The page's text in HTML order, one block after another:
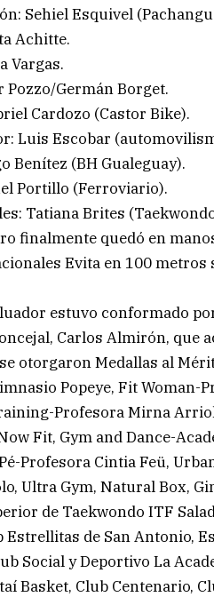
Sehiel Esquivel
Achitte.
Vargas.
Pozzo/Germán Borget.
Cardozo (Castor Bike).
Luis Escobar
Benítez (BH Gualeguay).
Portillo (Ferroviario).
Tatiana Brites
finalmente quedó en
Evita en 100
estuvo conformado
Carlos Almirón, que
otorgaron Medallas al
Popeye, Fit Woman-
Profesora Mirna
Fit, Gym and Dance-
Profesora Cintia Feü,
Ultra Gym, Natural Box,
de Taekwondo ITF
Estrellitas de San Antonio,
Social y Deportivo La
Basket, Club Centenario,